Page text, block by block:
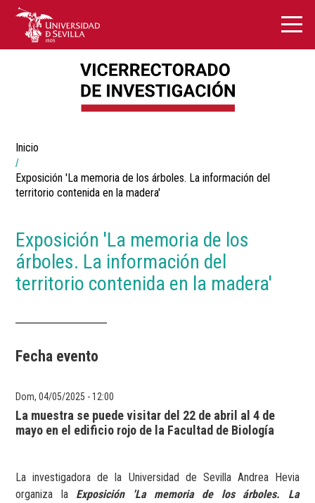
Breadcrumbs
You
are
here:
Inicio
Exposición 'La memoria de los árboles. La información del
territorio contenida en la madera'
Exposición 'La memoria de los
árboles. La información del
territorio contenida en la madera'
Fecha evento
Dom, 04/05/2025 - 12:00
La muestra se puede visitar del 22 de abril al 4 de
mayo en el edificio rojo de la Facultad de Biología
La investigadora de la Universidad de Sevilla Andrea Hevia
organiza laExposición 'La memoria de los árboles. La